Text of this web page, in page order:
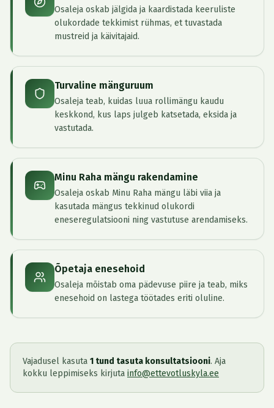
Osaleja oskab jälgida ja kaardistada keeruliste
olukordade tekkimist rühmas, et tuvastada
mustreid ja käivitajaid.
Turvaline mänguruum
Osaleja teab, kuidas luua rollimängu kaudu
keskkond, kus laps julgeb katsetada, eksida ja
vastutada.
Minu Raha mängu rakendamine
Osaleja oskab Minu Raha mängu läbi viia ja
kasutada mängus tekkinud olukordi
eneseregulatsiooni ning vastutuse arendamiseks.
Õpetaja enesehoid
Osaleja mõistab oma pädevuse piire ja teab, miks
enesehoid on lastega töötades eriti oluline.
Vajadusel kasuta 1 tund tasuta konsultatsiooni. Aja
kokku leppimiseks kirjuta info@ettevotluskyla.ee